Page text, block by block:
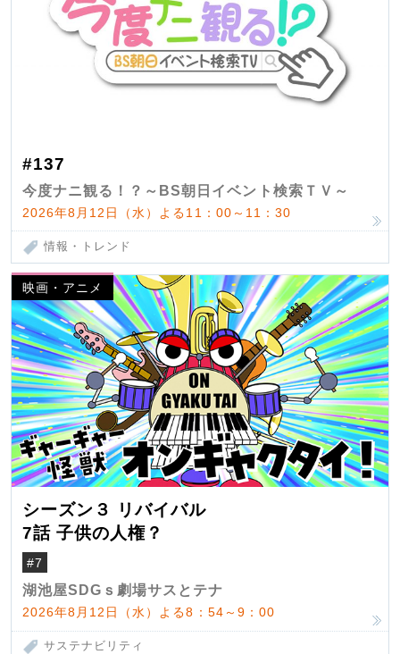
#137
今度ナニ観る！？～BS朝日イベント検索ＴＶ～
2026年8月12日（水）よる11：00～11：30
情報・トレンド
映画・アニメ
シーズン３ リバイバル
7話 子供の人権？
#7
湖池屋SDGｓ劇場サスとテナ
2026年8月12日（水）よる8：54～9：00
サステナビリティ